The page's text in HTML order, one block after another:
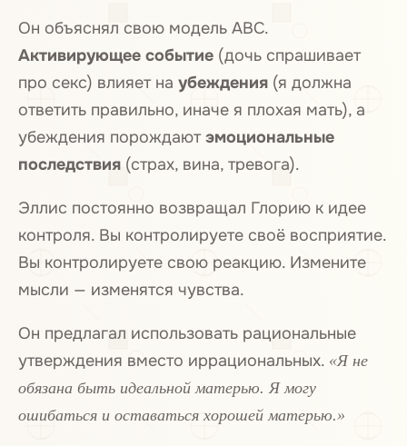
Он объяснял свою модель ABC.
Активирующее событие (дочь спрашивает
про секс) влияет на убеждения (я должна
ответить правильно, иначе я плохая мать), а
убеждения порождаютэмоциональные
последствия (страх, вина, тревога).
Эллис постоянно возвращал Глорию к идее
контроля. Вы контролируете своё восприятие.
Вы контролируете свою реакцию. Измените
мысли — изменятся чувства.
Он предлагал использовать рациональные
утверждения вместо иррациональных. «Я не
обязана быть идеальной матерью. Я могу
ошибаться и оставаться хорошей матерью.»